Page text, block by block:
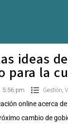
ideas
para la
5:56 pm Gestión
online acerca
cambio de